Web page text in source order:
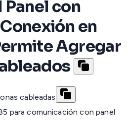
Panel con
en
Agregar
cableadas
para comunicación con panel